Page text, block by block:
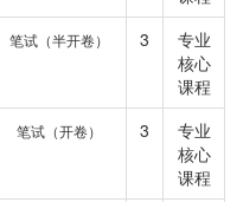
笔试（半开卷） 3
专业
核心
课程
笔试（开卷） 3
专业
核心
课程